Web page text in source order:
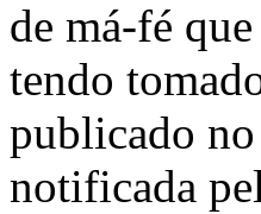
de má-fé
tendo
publicado
notificada